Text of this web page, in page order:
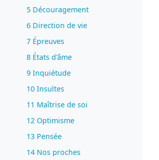
5 Découragement
6 Direction de vie
7 Épreuves
8 États d'âme
9 Inquiétude
10 Insultes
11 Maîtrise de soi
12 Optimisme
13 Pensée
14 Nos proches